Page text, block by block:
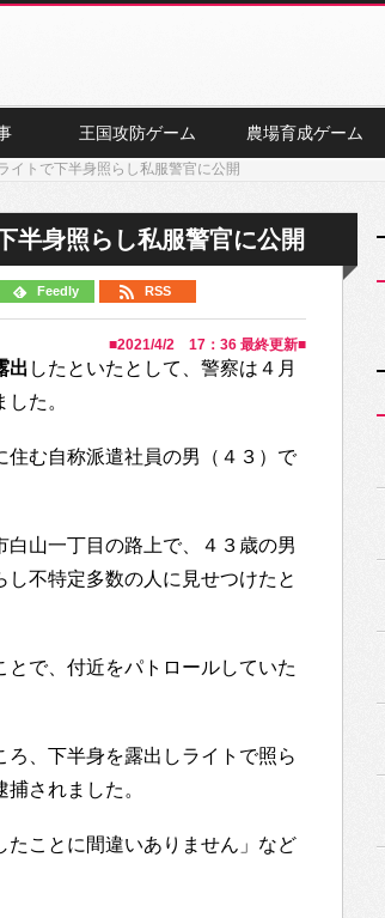
王国攻防ゲーム 農場育成ゲーム
イトで下半身照らし私服警官に公開
半身照らし私服警官に公開
Feedly RSS
■2021/4/2 17：36 最終更新■
出 したといたとして、警察は４月
た。
む自称派遣社員の男（４３）で
山一丁目の路上で、４３歳の男
不特定多数の人に見せつけたと
で、付近をパトロールしていた
、下半身を露出しライトで照ら
されました。
ことに間違いありません」など